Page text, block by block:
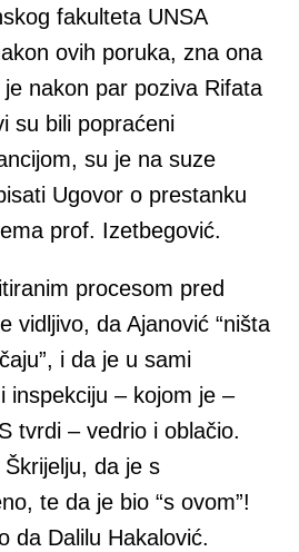
fakulteta UNSA
ovih poruka, zna ona
nakon par poziva Rifata
su bili popraćeni
su je na suze
Ugovor o prestanku
prof. Izetbegović.
procesom pred
vidljivo, da Ajanović “ništa
i da je u sami
inspekciju – kojom je –
tvrdi – vedrio i oblačio.
da je s
te da je bio “s ovom”!
da Dalilu Hakalović.